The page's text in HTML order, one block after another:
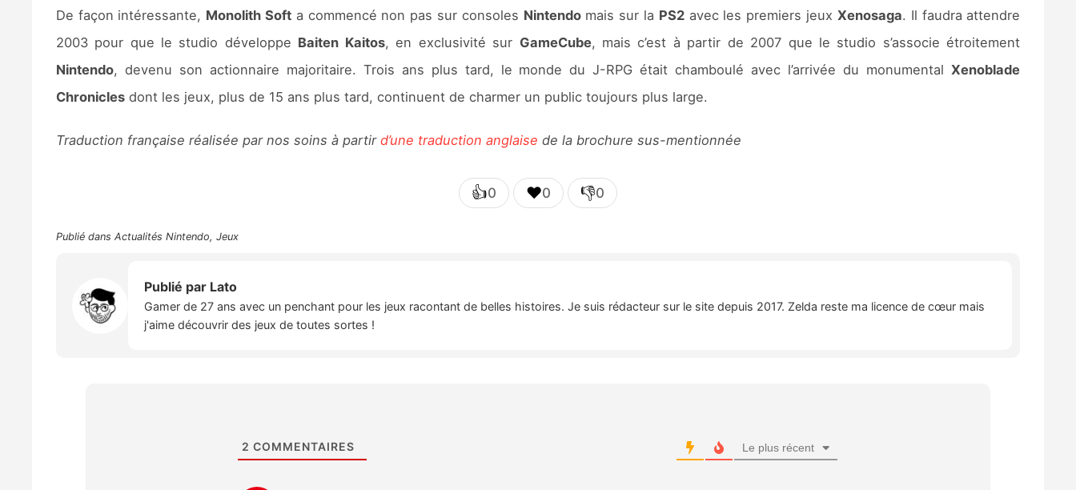
De façon intéressante, Monolith Softa commencé non pas sur consoles Nintendomais sur la PS2avec les premiers jeux Xenosaga. Il faudra attendre
2003 pour que le studio développe Baiten Kaitos, en exclusivité sur GameCube, mais c’est à partir de 2007 que le studio s’associe étroitement
Nintendo, devenu son actionnaire majoritaire. Trois ans plus tard, le monde du J-RPG était chamboulé avec l’arrivée du monumentalXenoblade
Chroniclesdont les jeux, plus de 15 ans plus tard, continuent de charmer un public toujours plus large.
Traduction française réalisée par nos soins à partir d’une traduction anglaise de la brochure sus-mentionnée
👍0 ❤️0 👎0
Publié dans Actualités Nintendo, Jeux
Publié par Lato
Gamer de 27 ans avec un penchant pour les jeux racontant de belles histoires. Je suis rédacteur sur le site depuis 2017. Zelda reste ma licence de cœur mais
j'aime découvrir des jeux de toutes sortes !
2 COMMENTAIRES Le plus récent